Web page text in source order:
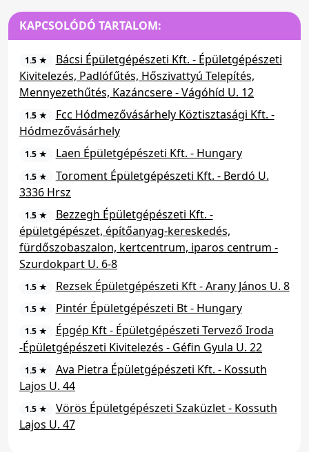
KAPCSOLÓDÓ TARTALOM:
1.5 ★
Bácsi Épületgépészeti Kft. - Épületgépészeti
Kivitelezés, Padlófűtés, Hőszivattyú Telepítés,
Mennyezethűtés, Kazáncsere - Vágóhíd U. 12
1.5 ★
Fcc Hódmezővásárhely Köztisztasági Kft. -
Hódmezővásárhely
1.5 ★ Laen Épületgépészeti Kft. - Hungary
1.5 ★
Toroment Épületgépészeti Kft. - Berdó U.
3336 Hrsz
1.5 ★
Bezzegh Épületgépészeti Kft. -
épületgépészet, építőanyag-kereskedés,
fürdőszobaszalon, kertcentrum, iparos centrum -
Szurdokpart U. 6-8
1.5 ★ Rezsek Épületgépészeti Kft - Arany János U. 8
1.5 ★ Pintér Épületgépészeti Bt - Hungary
1.5 ★
Épgép Kft - Épületgépészeti Tervező Iroda
-Épületgépészeti Kivitelezés - Géfin Gyula U. 22
1.5 ★
Ava Pietra Épületgépészeti Kft. - Kossuth
Lajos U. 44
1.5 ★
Vörös Épületgépészeti Szaküzlet - Kossuth
Lajos U. 47